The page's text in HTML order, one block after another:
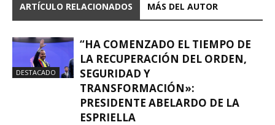
ARTÍCULO RELACIONADOS MÁS DEL AUTOR
DESTACADO
“HA COMENZADO EL TIEMPO DE
LA RECUPERACIÓN DEL ORDEN,
SEGURIDAD Y
TRANSFORMACIÓN»:
PRESIDENTE ABELARDO DE LA
ESPRIELLA